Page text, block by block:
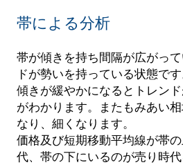
帯による分析
帯が傾きを持ち間隔が広がっ
ドが勢いを持っている状態で
傾きが緩やかになるとトレン
がわかります。またもみあい
なり、細くなります。
価格及び短期移動平均線が帯
代、帯の下にいるのが売り時代